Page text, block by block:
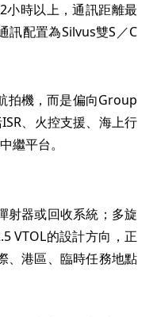
小時以上，通訊距離最
訊配置為Silvus雙S／C
拍機，而是偏向Group
、火控支援、海上行
繼平台。
射器或回收系統；多旋
VTOL的設計方向，正
、港區、臨時任務地點